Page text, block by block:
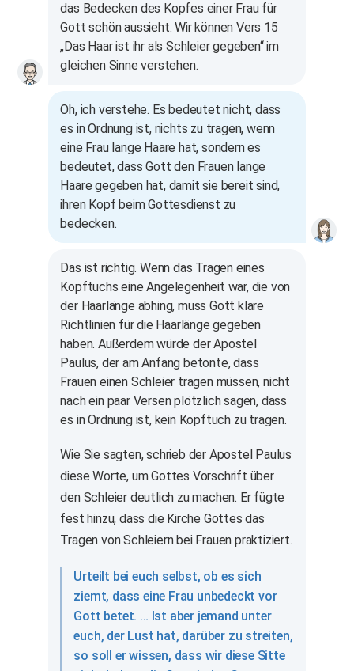
das Bedecken des Kopfes einer Frau für
Gott schön aussieht. Wir können Vers 15
„Das Haar ist ihr als Schleier gegeben“ im
gleichen Sinne verstehen.
Oh, ich verstehe. Es bedeutet nicht, dass
es in Ordnung ist, nichts zu tragen, wenn
eine Frau lange Haare hat, sondern es
bedeutet, dass Gott den Frauen lange
Haare gegeben hat, damit sie bereit sind,
ihren Kopf beim Gottesdienst zu
bedecken.
Das ist richtig. Wenn das Tragen eines
Kopftuchs eine Angelegenheit war, die von
der Haarlänge abhing, muss Gott klare
Richtlinien für die Haarlänge gegeben
haben. Außerdem würde der Apostel
Paulus, der am Anfang betonte, dass
Frauen einen Schleier tragen müssen, nicht
nach ein paar Versen plötzlich sagen, dass
es in Ordnung ist, kein Kopftuch zu tragen.
Wie Sie sagten, schrieb der Apostel Paulus
diese Worte, um Gottes Vorschrift über
den Schleier deutlich zu machen. Er fügte
fest hinzu, dass die Kirche Gottes das
Tragen von Schleiern bei Frauen praktiziert.
Urteilt bei euch selbst, ob es sich
ziemt, dass eine Frau unbedeckt vor
Gott betet. … Ist aber jemand unter
euch, der Lust hat, darüber zu streiten,
so soll er wissen, dass wir diese Sitte